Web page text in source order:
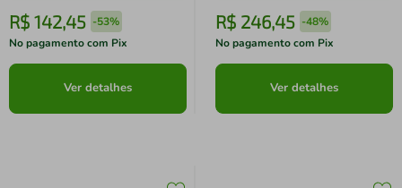
R$ 142,45 -53%
No pagamento com Pix
Ver detalhes
R$ 246,45 -48%
No pagamento com Pix
Ver detalhes